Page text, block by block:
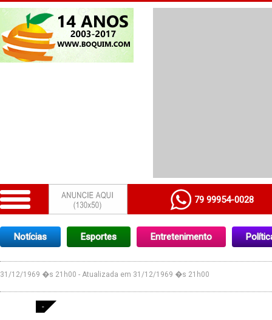
79 99954-0028
Notícias Esportes Entretenimento
31/12/1969 �s 21h00 - Atualizada em 31/12/1969 �s 21h00
-